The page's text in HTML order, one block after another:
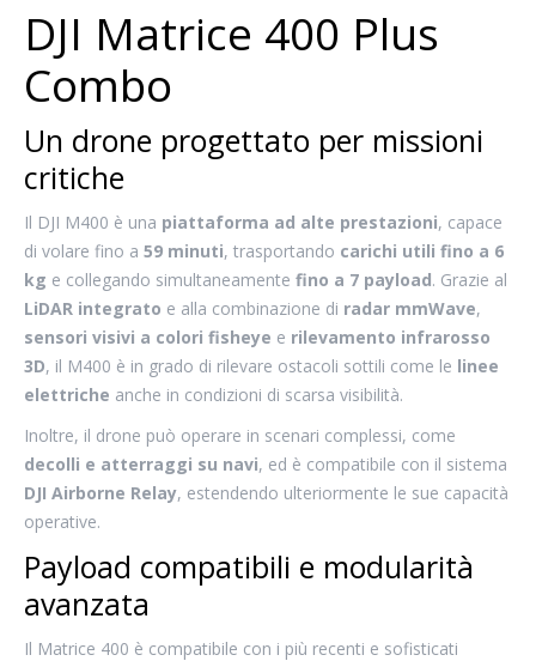
DJI Matrice 400 Plus
Combo
Un drone progettato per missioni
critiche
Il DJI M400 è una piattaforma ad alte prestazioni, capace
di volare fino a 59 minuti, trasportando carichi utili fino a 6
kg e collegando simultaneamente fino a 7 payload. Grazie al
LiDAR integrato e alla combinazione di radar mmWave,
sensori visivi a colori fisheye e rilevamento infrarosso
3D, il M400 è in grado di rilevare ostacoli sottili come le linee
elettriche anche in condizioni di scarsa visibilità.
Inoltre, il drone può operare in scenari complessi, come
decolli e atterraggi su navi, ed è compatibile con il sistema
DJI Airborne Relay, estendendo ulteriormente le sue capacità
operative.
Payload compatibili e modularità
avanzata
Il Matrice 400 è compatibile con i più recenti e sofisticati